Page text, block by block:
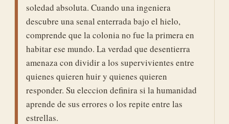
soledad absoluta. Cuando una ingeniera
descubre una senal enterrada bajo el hielo,
comprende que la colonia no fue la primera en
habitar ese mundo. La verdad que desentierra
amenaza con dividir a los supervivientes entre
quienes quieren huir y quienes quieren
responder. Su eleccion definira si la humanidad
aprende de sus errores o los repite entre las
estrellas.